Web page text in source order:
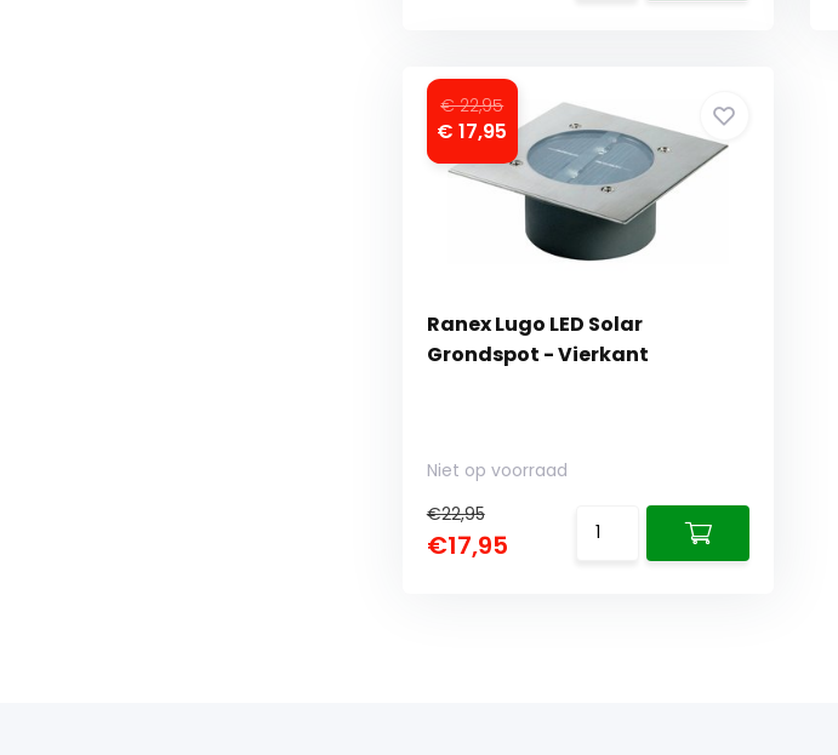
€ 22,95
€ 17,95
Ranex Lugo LED Solar
Grondspot - Vierkant
Niet op voorraad
€22,95
€17,95